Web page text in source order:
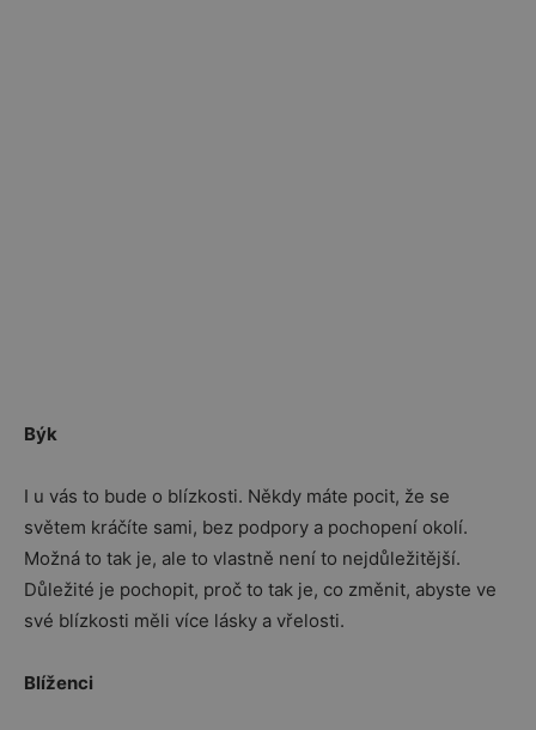
Býk
I u vás to bude o blízkosti. Někdy máte pocit, že se
světem kráčíte sami, bez podpory a pochopení okolí.
Možná to tak je, ale to vlastně není to nejdůležitější.
Důležité je pochopit, proč to tak je, co změnit, abyste ve
své blízkosti měli více lásky a vřelosti.
Blíženci